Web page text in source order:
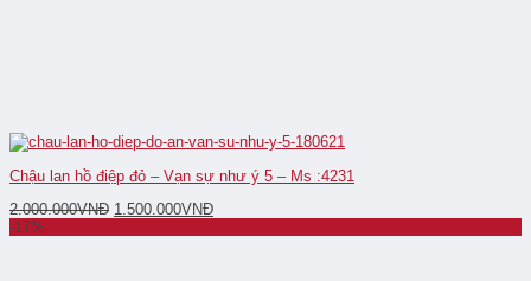
Chậu lan hồ điệp đỏ – Vạn sự như ý 5 – Ms :4231
2.000.000VNĐ 1.500.000VNĐ
-17%